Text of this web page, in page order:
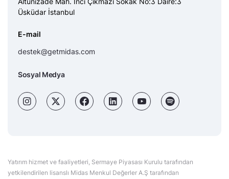
Üsküdar İstanbul
E-mail
destek@getmidas.com
Sosyal Medya
Yatırım hizmet ve faaliyetleri, Sermaye Piyasası Kurulu tarafından
yetkilendirilen lisanslı Midas Menkul Değerler A.Ş tarafından